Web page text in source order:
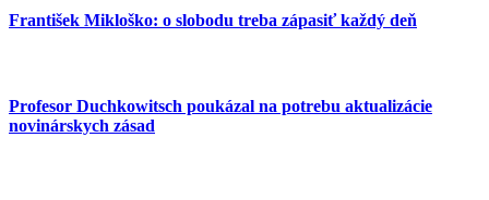
František Mikloško: o slobodu treba zápasiť každý deň
Profesor Duchkowitsch poukázal na potrebu aktualizácie
novinárskych zásad